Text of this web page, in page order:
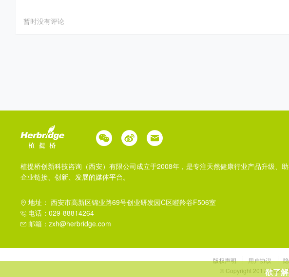
暂时没有评论
植提桥创新科技咨询（西安）有限公司成立于2008年，是专注天然健康行业产品升级、
企业链接、创新、发展的媒体平台。
地址： 西安市高新区锦业路69号创业研发园C区瞪羚谷F506室
电话：029-88814264
邮箱：zxh@herbridge.com
版权声明 用户协议
© Copyright 2017~2023
欲了